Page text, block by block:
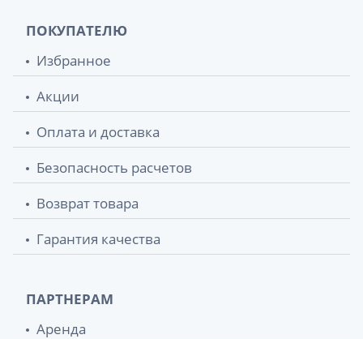
ПОКУПАТЕЛЮ
Избранное
Акции
Оплата и доставка
Безопасность расчетов
Возврат товара
Гарантия качества
ПАРТНЕРАМ
Аренда